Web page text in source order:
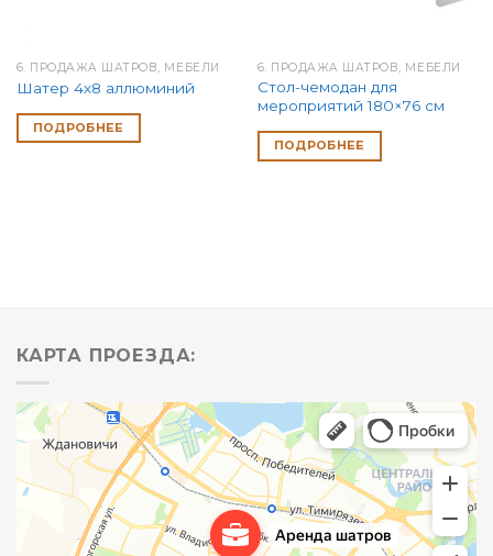
6. ПРОДАЖА ШАТРОВ, МЕБЕЛИ
Шатер 4х8 аллюминий
ПОДРОБНЕЕ
6. ПРОДАЖА ШАТРОВ, МЕБЕЛИ
Стол-чемодан для
мероприятий 180×76 см
ПОДРОБНЕЕ
КАРТА ПРОЕЗДА: